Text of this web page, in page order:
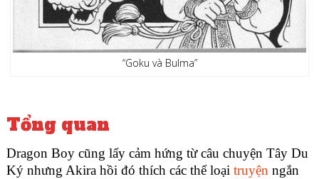
“Goku và Bulma”
Tổng quan
Dragon Boy cũng lấy cảm hứng từ câu chuyện Tây Du
Ký nhưng Akira hồi đó thích các thể loại truyện ngắn